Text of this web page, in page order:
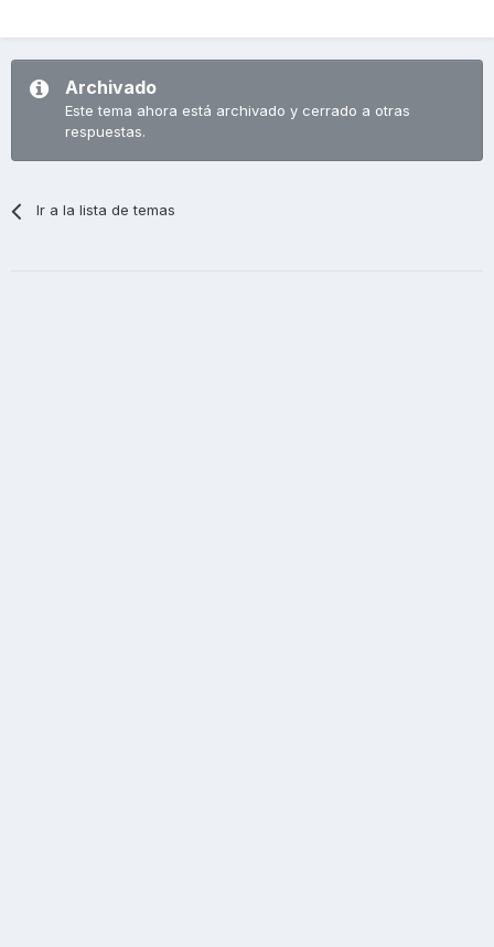
Archivado
Este tema ahora está archivado y cerrado a otras
respuestas.
Ir a la lista de temas